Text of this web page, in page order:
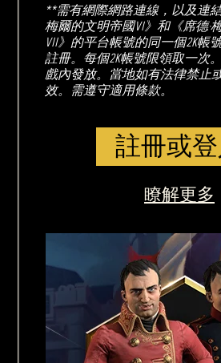
**需有網際網路連線，以及連
梅爾的文明帝國VI》和《席德·
VII》的平台帳號的同一個2K帳
註冊。每個2K帳號限領取一次
戲內發放。當地如有法律禁止
效。需遵守適用條款。
註冊或登
瞭解更多